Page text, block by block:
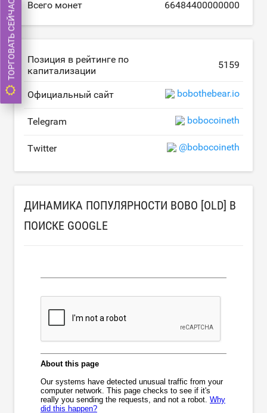
Всего монет 66484400000000
Позиция в рейтинге по
капитализации
5159
Официальный сайт bobothebear.io
Telegram bobocoineth
Twitter @bobocoineth
ДИНАМИКА ПОПУЛЯРНОСТИ BOBO [OLD] В
ПОИСКЕ GOOGLE
ТОРГОВАТЬ СЕЙЧАС